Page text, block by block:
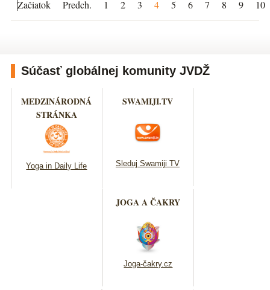
Začiatok Predch. 1 2 3 4 5 6 7 8 9 10
Súčasť globálnej komunity JVDŽ
MEDZINÁRODNÁ
STRÁNKA
Yoga in Daily Life
SWAMIJI.TV
Sleduj Swamiji TV
JOGA A ČAKRY
Joga-čakry.cz